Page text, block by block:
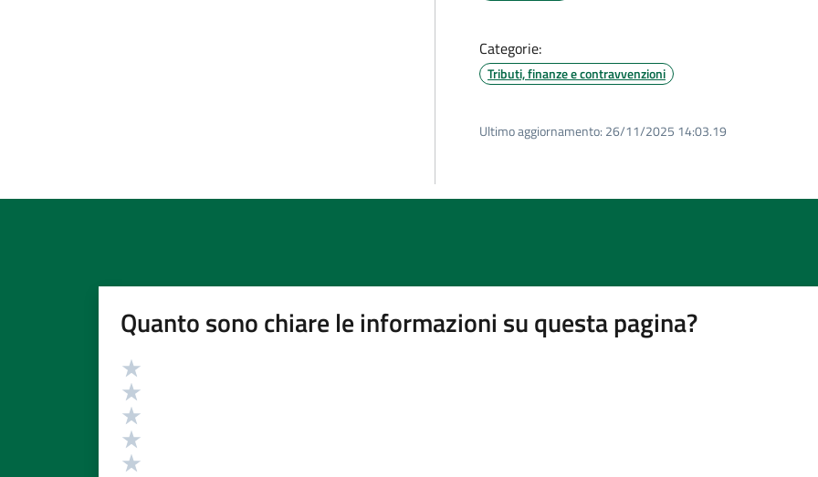
Categorie:
Tributi, finanze e contravvenzioni
Ultimo aggiornamento: 26/11/2025 14:03.19
Quanto sono chiare le informazioni su questa pagina?
Valutazione